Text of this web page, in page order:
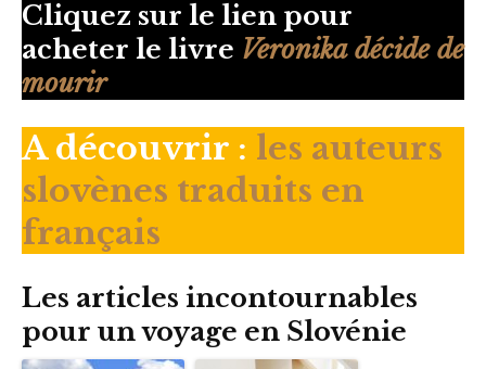
Cliquez sur le lien pour
acheter le livre Veronika décide de
mourir
A découvrir : les auteurs
slovènes traduits en
français
Les articles incontournables
pour un voyage en Slovénie